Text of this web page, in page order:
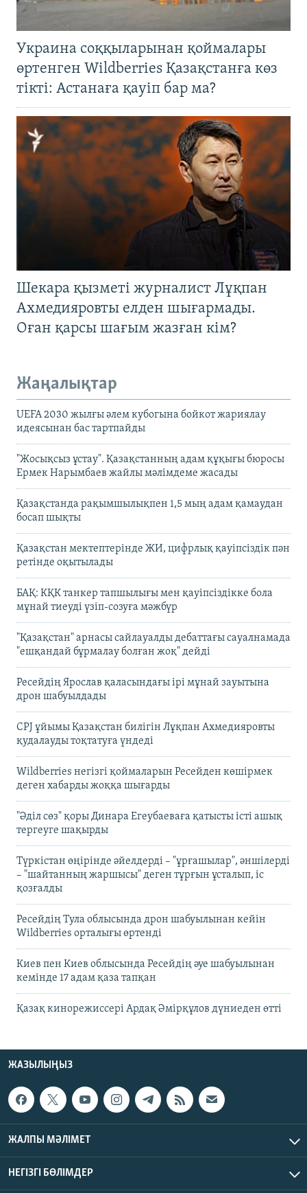
Украина соққыларынан қоймалары
өртенген Wildberries Қазақстанға көз
тікті: Астанаға қауіп бар ма?
Шекара қызметі журналист Лұқпан
Ахмедияровты елден шығармады.
Оған қарсы шағым жазған кім?
Жаңалықтар
UEFA 2030 жылғы әлем кубогына бойкот жариялау
идеясынан бас тартпайды
"Жосықсыз ұстау". Қазақстанның адам құқығы бюросы
Ермек Нарымбаев жайлы мәлімдеме жасады
Қазақстанда рақымшылықпен 1,5 мың адам қамаудан
босап шықты
Қазақстан мектептерінде ЖИ, цифрлық қауіпсіздік пән
ретінде оқытылады
БАҚ: КҚК танкер тапшылығы мен қауіпсіздікке бола
мұнай тиеуді үзіп-созуға мәжбүр
"Қазақстан" арнасы сайлауалды дебаттағы сауалнамада
"ешқандай бұрмалау болған жоқ" дейді
Ресейдің Ярослав қаласындағы ірі мұнай зауытына
дрон шабуылдады
CPJ ұйымы Қазақстан билігін Лұқпан Ахмедияровты
қудалауды тоқтатуға үндеді
Wildberries негізгі қоймаларын Ресейден көшірмек
деген хабарды жоққа шығарды
"Әділ сөз" қоры Динара Егеубаеваға қатысты істі ашық
тергеуге шақырды
Түркістан өңірінде әйелдерді – "ұрғашылар", әншілерді
– "шайтанның жаршысы" деген тұрғын ұсталып, іс
қозғалды
Ресейдің Тула облысында дрон шабуылынан кейін
Wildberries орталығы өртенді
Киев пен Киев облысында Ресейдің әуе шабуылынан
кемінде 17 адам қаза тапқан
Қазақ кинорежиссері Ардақ Әмірқұлов дүниеден өтті
ЖАЗЫЛЫҢЫЗ
ЖАЛПЫ МӘЛІМЕТ
НЕГІЗГІ БӨЛІМДЕР